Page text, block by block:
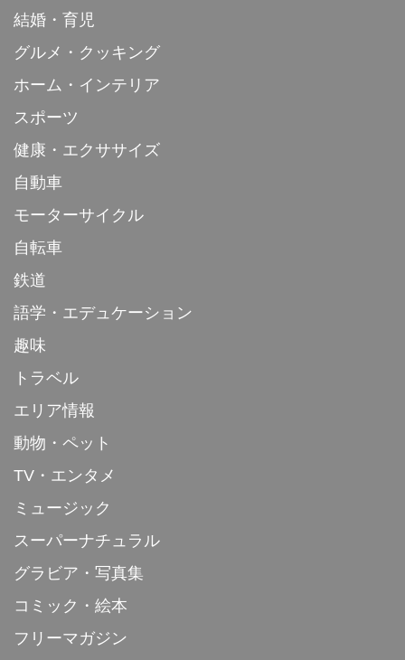
結婚・育児
グルメ・クッキング
ホーム・インテリア
スポーツ
健康・エクササイズ
自動車
モーターサイクル
自転車
鉄道
語学・エデュケーション
趣味
トラベル
エリア情報
動物・ペット
TV・エンタメ
ミュージック
スーパーナチュラル
グラビア・写真集
コミック・絵本
フリーマガジン